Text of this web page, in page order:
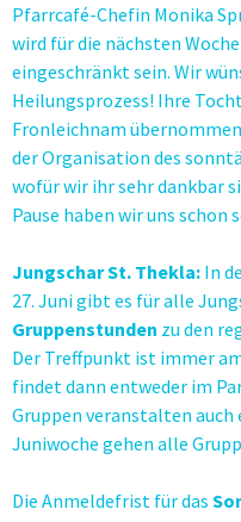
Pfarrcafé-Chefin Monika
wird für die nächsten
eingeschränkt sein. Wir
Heilungsprozess! Ihre
Fronleichnam
der Organisation des
wofür wir ihr sehr dankbar
Pause haben wir uns schon
Jungschar St. Thekla: In
27. Juni gibt es für alle
Gruppenstunden zu den
Der Treffpunkt ist immer
findet dann entweder im
Gruppen veranstalten
Juniwoche gehen alle
Die Anmeldefrist für das